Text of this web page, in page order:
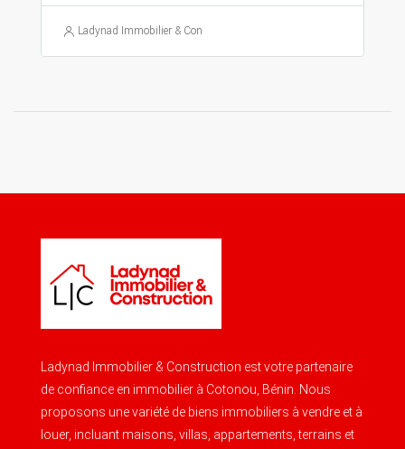
Ladynad Immobilier & Construction
Ladynad Immobilier & Construction est votre partenaire
de confiance en immobilier à Cotonou, Bénin. Nous
proposons une variété de biens immobiliers à vendre et à
louer, incluant maisons, villas, appartements, terrains et